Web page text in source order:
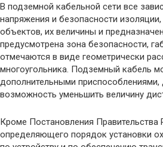
В подземной кабельной сети все
напряжения и безопасности
объектов, их величины и
предусмотрена зона безопасности,
отмечаются в виде геометрически
многоугольника. Подземный кабель
дополнительными
возможность уменьшить величину
Кроме Постановления
определяющего порядок установки